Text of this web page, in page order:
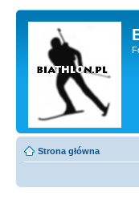
Strona główna